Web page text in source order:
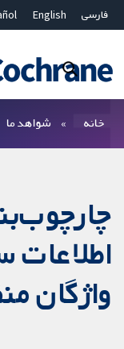
فارسی English
Bahasa Malaysia
ไทย
خانه شواهد ما
اطلاعات
واژگان